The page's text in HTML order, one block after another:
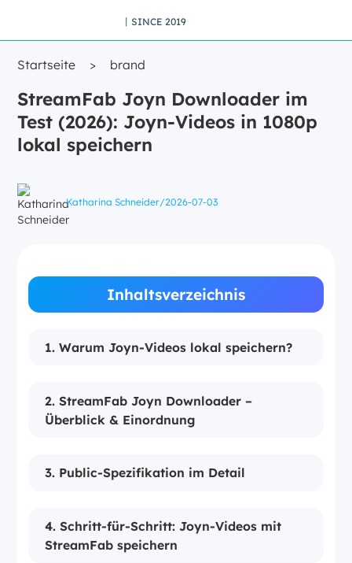
丨SINCE 2019
Startseite > brand
StreamFab Joyn Downloader im
Test (2026): Joyn-Videos in 1080p
lokal speichern
Katharina Schneider/2026-07-03
Inhaltsverzeichnis
1. Warum Joyn-Videos lokal speichern?
2. StreamFab Joyn Downloader –
Überblick & Einordnung
3. Public-Spezifikation im Detail
4. Schritt-für-Schritt: Joyn-Videos mit
StreamFab speichern